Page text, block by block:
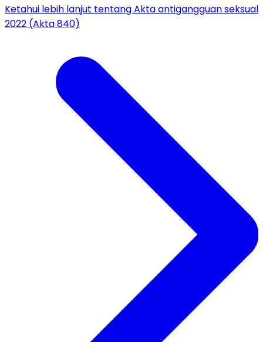
Ketahui lebih lanjut tentang Akta antigangguan seksual
2022 (Akta 840)